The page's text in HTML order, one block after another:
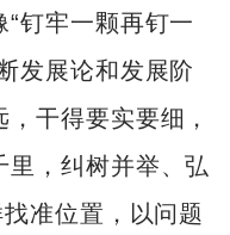
钉牢一颗再钉一
发展论和发展阶
干得要实要细，
里，纠树并举、弘
准位置，以问题